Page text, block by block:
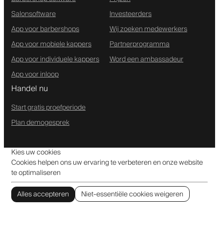
Salonsoftware
App voor barbershops
App voor mobiele kappers
App voor individuele kappers
App voor inloop
Investeerders
Wij zoeken medewerkers
Partnerprogramma
Word een ambassadeur
Handel nu
Start gratis proefperiode
Plan demogesprek
Kies uw cookies
Cookies helpen ons uw ervaring te verbeteren en onze website
te optimaliseren
Alles accepteren
Niet-essentiële cookies weigeren